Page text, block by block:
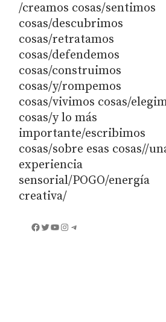
/creamos cosas/sentimos
cosas/descubrimos
cosas/retratamos
cosas/defendemos
cosas/construimos
cosas/y/rompemos
cosas/vivimos cosas/
cosas/y lo más
importante/escribimos
cosas/sobre esas cosas//
experiencia
sensorial/POGO/energía
creativa/
Facebook
Twitter
YouTube
Instagram
Telegram